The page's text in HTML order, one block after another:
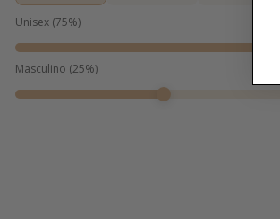
Unisex (75%)
Masculino (25%)